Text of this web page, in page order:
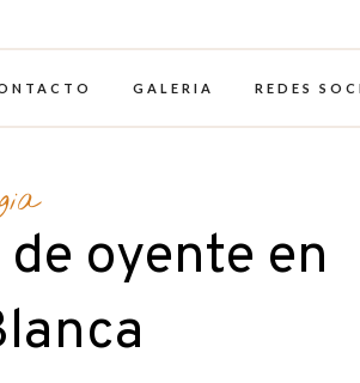
GALERIA REDES
oyente en